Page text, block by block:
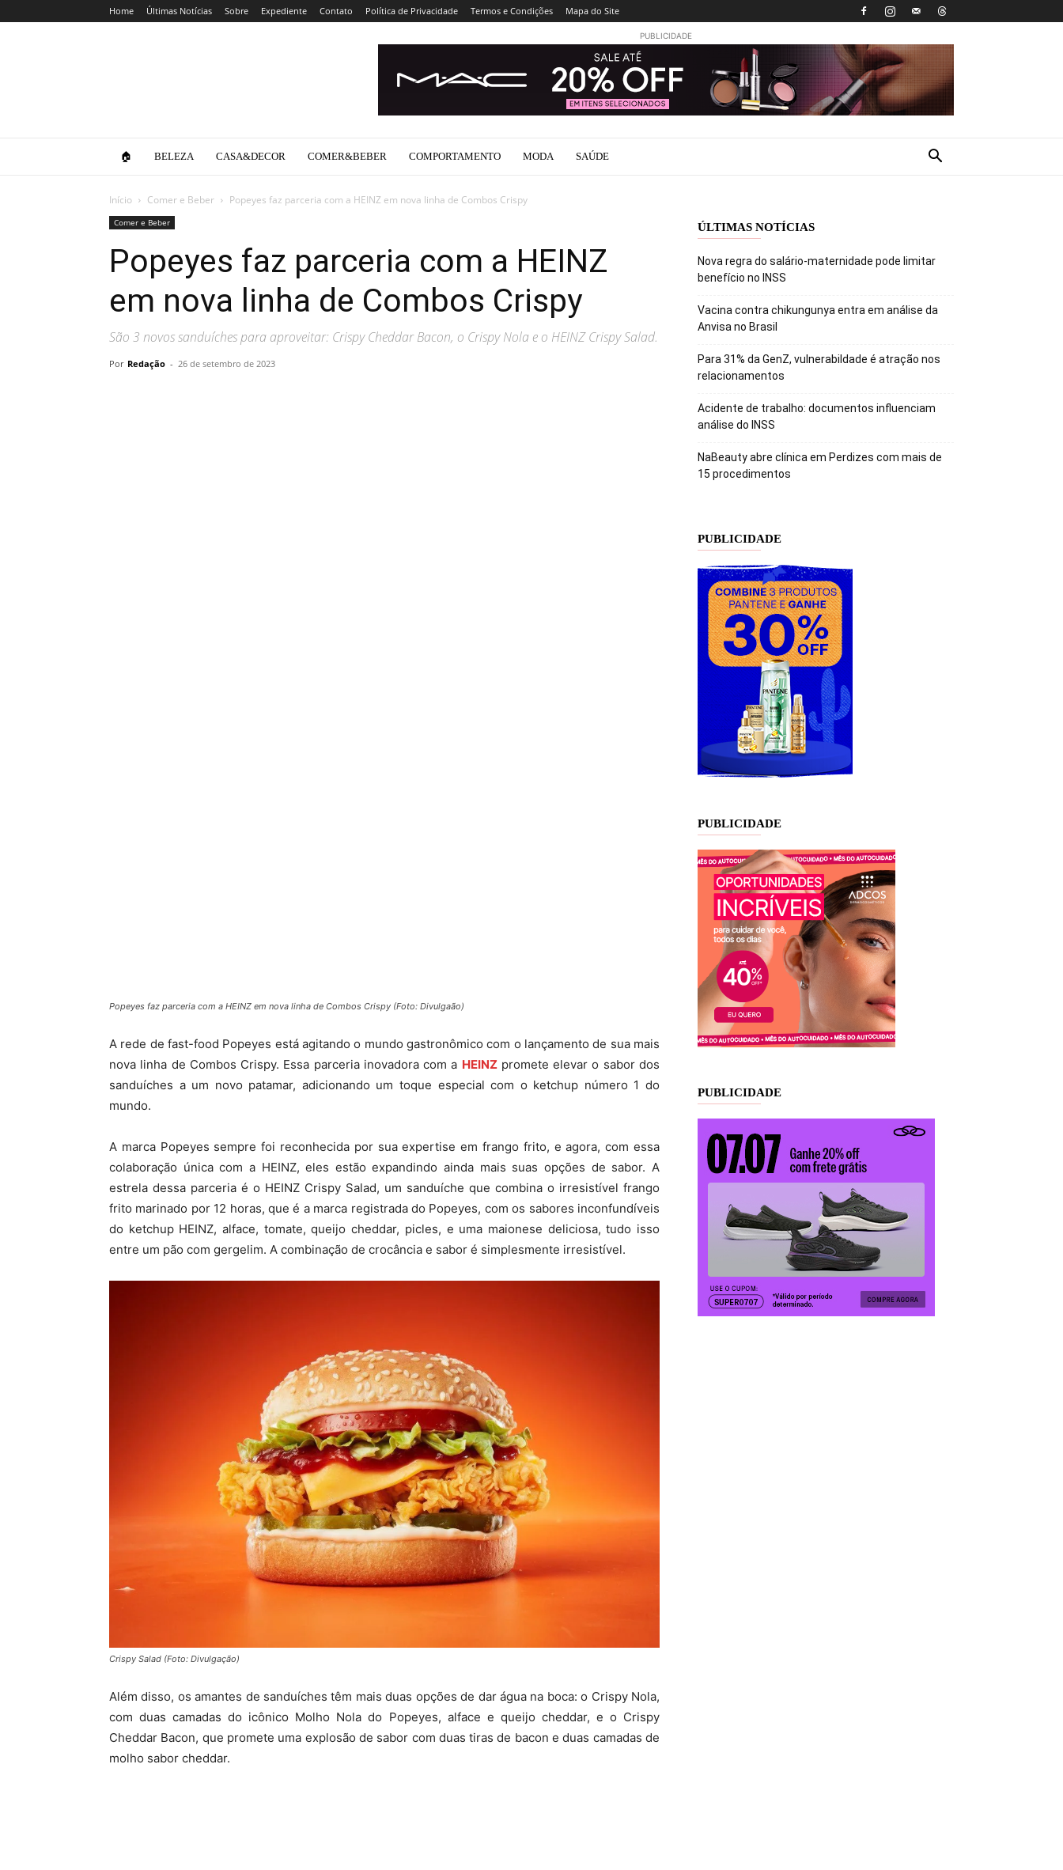
Home Últimas Notícias Sobre Expediente Contato Política de Privacidade Termos e Condições Mapa do Site
PUBLICIDADE
🏠 BELEZA CASA&DECOR COMER&BEBER COMPORTAMENTO MODA SAÚDE
Início Comer e Beber Popeyes faz parceria com a HEINZ em nova linha de Combos Crispy
Comer e Beber
Popeyes faz parceria com a HEINZ
em nova linha de Combos Crispy
São 3 novos sanduíches para aproveitar: Crispy Cheddar Bacon, o Crispy Nola e o HEINZ Crispy Salad.
Por Redação - 26 de setembro de 2023
Popeyes faz parceria com a HEINZ em nova linha de Combos Crispy (Foto: Divulgaão)
A rede de fast-food Popeyes está agitando o mundo gastronômico com o lançamento de sua mais
nova linha de Combos Crispy. Essa parceria inovadora com a HEINZpromete elevar o sabor dos
sanduíches a um novo patamar, adicionando um toque especial com o ketchup número 1 do
mundo.
A marca Popeyes sempre foi reconhecida por sua expertise em frango frito, e agora, com essa
colaboração única com a HEINZ, eles estão expandindo ainda mais suas opções de sabor. A
estrela dessa parceria é o HEINZ Crispy Salad, um sanduíche que combina o irresistível frango
frito marinado por 12 horas, que é a marca registrada do Popeyes, com os sabores inconfundíveis
do ketchup HEINZ, alface, tomate, queijo cheddar, picles, e uma maionese deliciosa, tudo isso
entre um pão com gergelim. A combinação de crocância e sabor é simplesmente irresistível.
Crispy Salad (Foto: Divulgação)
Além disso, os amantes de sanduíches têm mais duas opções de dar água na boca: o Crispy Nola,
com duas camadas do icônico Molho Nola do Popeyes, alface e queijo cheddar, e o Crispy
Cheddar Bacon, que promete uma explosão de sabor com duas tiras de bacon e duas camadas de
molho sabor cheddar.
ÚLTIMAS NOTÍCIAS
Nova regra do salário-maternidade pode limitar
benefício no INSS
Vacina contra chikungunya entra em análise da
Anvisa no Brasil
Para 31% da GenZ, vulnerabildade é atração nos
relacionamentos
Acidente de trabalho: documentos influenciam
análise do INSS
NaBeauty abre clínica em Perdizes com mais de
15 procedimentos
PUBLICIDADE
PUBLICIDADE
PUBLICIDADE